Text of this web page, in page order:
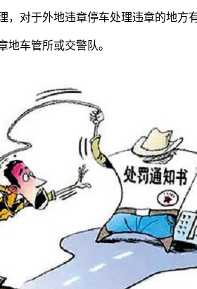
，对于外地违章停车处理违章的地方
地车管所或交警队。